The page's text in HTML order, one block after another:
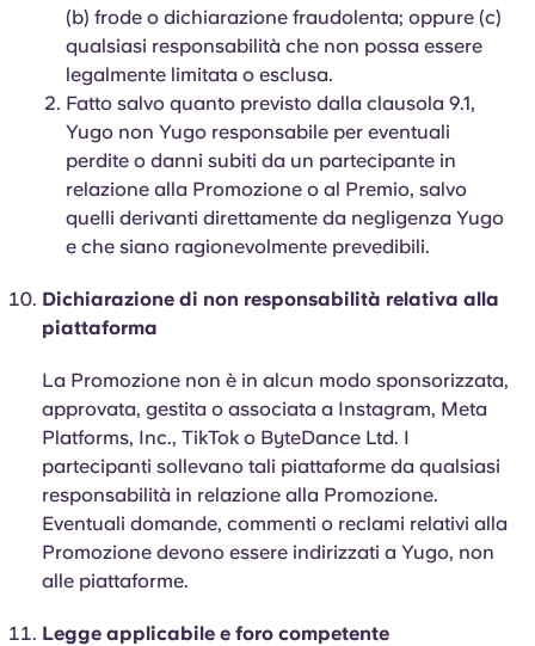
(b) frode o dichiarazione fraudolenta; oppure (c)
qualsiasi responsabilità che non possa essere
legalmente limitata o esclusa.
Fatto salvo quanto previsto dalla clausola 9.1,
Yugo non Yugo responsabile per eventuali
perdite o danni subiti da un partecipante in
relazione alla Promozione o al Premio, salvo
quelli derivanti direttamente da negligenza Yugo
e che siano ragionevolmente prevedibili.
Dichiarazione di non responsabilità relativa alla
piattaforma
La Promozione non è in alcun modo sponsorizzata,
approvata, gestita o associata a Instagram, Meta
Platforms, Inc., TikTok o ByteDance Ltd. I
partecipanti sollevano tali piattaforme da qualsiasi
responsabilità in relazione alla Promozione.
Eventuali domande, commenti o reclami relativi alla
Promozione devono essere indirizzati a Yugo, non
alle piattaforme.
Legge applicabile e foro competente